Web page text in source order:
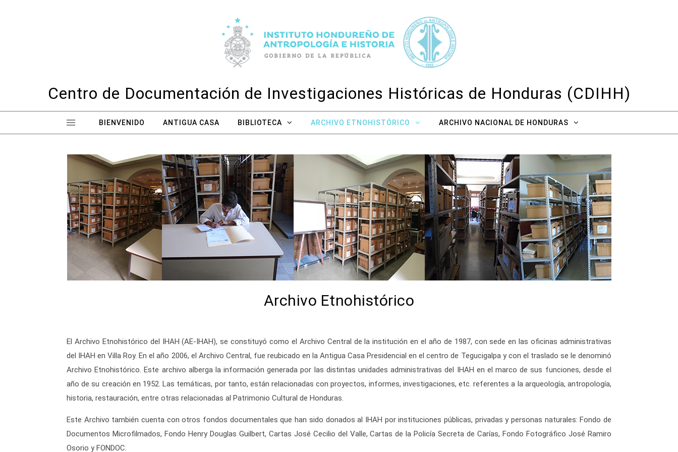
Centro de Documentación de Investigaciones Históricas de Honduras (CDIHH)
BIENVENIDO ANTIGUA CASA BIBLIOTECA ARCHIVO ETNOHISTÓRICO ARCHIVO NACIONAL DE HONDURAS
Archivo Etnohistórico
El Archivo Etnohistórico del IHAH (AE-IHAH), se constituyó como el Archivo Central de la institución en el año de 1987, con sede en las oficinas administrativas
del IHAH en Villa Roy. En el año 2006, el Archivo Central, fue reubicado en la Antigua Casa Presidencial en el centro de Tegucigalpa y con el traslado se le denominó
Archivo Etnohistórico. Este archivo alberga la información generada por las distintas unidades administrativas del IHAH en el marco de sus funciones, desde el
año de su creación en 1952. Las temáticas, por tanto, están relacionadas con proyectos, informes, investigaciones, etc. referentes a la arqueología, antropología,
historia, restauración, entre otras relacionadas al Patrimonio Cultural de Honduras.
Este Archivo también cuenta con otros fondos documentales que han sido donados al IHAH por instituciones públicas, privadas y personas naturales: Fondo de
Documentos Microfilmados, Fondo Henry Douglas Guilbert, Cartas José Cecilio del Valle, Cartas de la Policía Secreta de Carías, Fondo Fotográfico José Ramiro
Osorio y FONDOC.